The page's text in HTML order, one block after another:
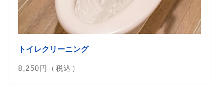
トイレクリーニング
8,250円（税込）